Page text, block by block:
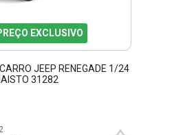
EXCLUSIVO
JEEP RENEGADE 1/24
31282